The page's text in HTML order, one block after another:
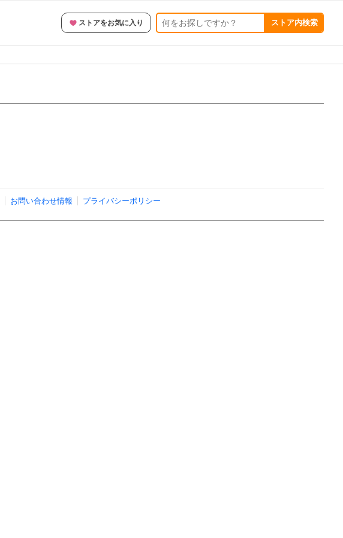
ストアをお気に入り ストア内検索
お問い合わせ情報 プライバシーポリシー